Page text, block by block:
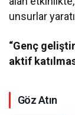
unsurlar
“Genç
aktif
Göz Atın